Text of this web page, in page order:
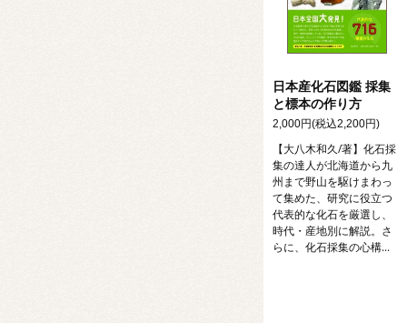
日本産化石図鑑 採集
と標本の作り方
2,000円(税込2,200円)
【大八木和久/著】化石採
集の達人が北海道から九
州まで野山を駆けまわっ
て集めた、研究に役立つ
代表的な化石を厳選し、
時代・産地別に解説。さ
らに、化石採集の心構...